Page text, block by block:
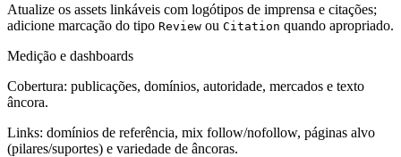
Atualize os assets linkáveis com logótipos de imprensa e citações;
adicione marcação do tipo Review ou Citation quando apropriado.
Medição e dashboards
Cobertura: publicações, domínios, autoridade, mercados e texto
âncora.
Links: domínios de referência, mix follow/nofollow, páginas alvo
(pilares/suportes) e variedade de âncoras.